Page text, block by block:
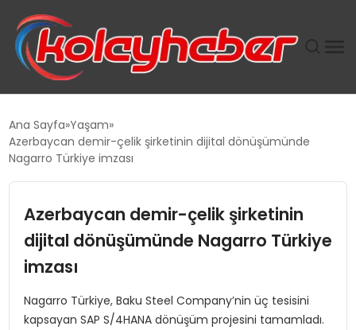
SUWEN’IN İSTIHDAM MODELI EKONOMIDE KADIN
TANYER YAPI ZEMIN MÜHENDISLIĞINDE HEDEF
BÜYÜTTÜ
TOROSLAR’DA PAZAR GERGİNLİĞİ!
Ana Sayfa Yaşam
Azerbaycan demir-çelik şirketinin dijital dönüşümünde
Nagarro Türkiye imzası
Azerbaycan demir-çelik şirketinin
dijital dönüşümünde Nagarro Türkiye
imzası
Nagarro Türkiye, Baku Steel Company’nin üç tesisini
kapsayan SAP S/4HANA dönüşüm projesini tamamladı.